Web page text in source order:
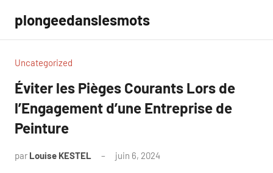
contenu
plongeedanslesmots
Uncategorized
Éviter les Pièges Courants Lors de
l’Engagement d’une Entreprise de
Peinture
par Louise KESTEL juin 6, 2024